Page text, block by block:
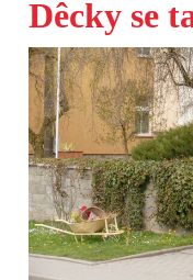
Dêcky se